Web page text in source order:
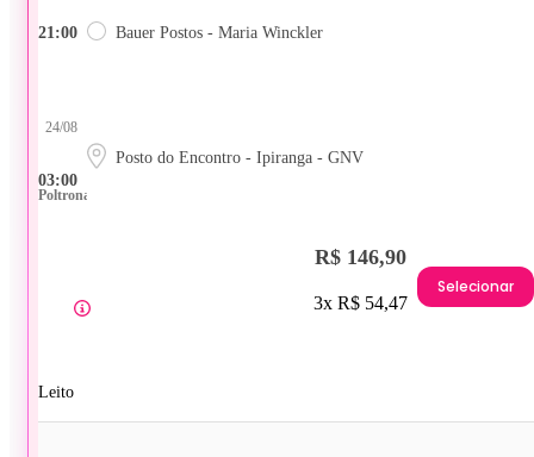
21:00 Bauer Postos - Maria Winckler
03:00
24/08
Posto do Encontro - Ipiranga - GNV
Poltrona
Leito
R$ 146,90
3x R$ 54,47
Selecionar